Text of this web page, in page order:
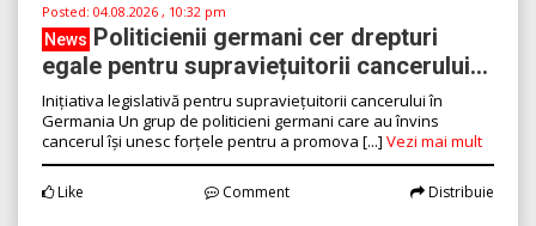
Posted: 04.08.2026 , 10:32 pm
News Politicienii germani cer drepturi
egale pentru supraviețuitorii cancerului...
Inițiativa legislativă pentru supraviețuitorii cancerului în
Germania Un grup de politicieni germani care au învins
cancerul își unesc forțele pentru a promova [...] Vezi mai mult
Like Comment Distribuie